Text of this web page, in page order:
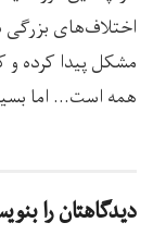
اختلاف‌های
مشکل پیدا کرده و
همه است… اما
دیدگاهتان را